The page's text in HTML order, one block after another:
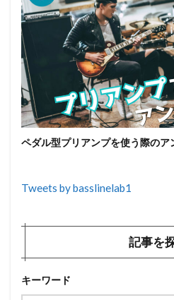
ペダル型プリアンプを使う際のア
Tweets by basslinelab1
記事を
キーワード